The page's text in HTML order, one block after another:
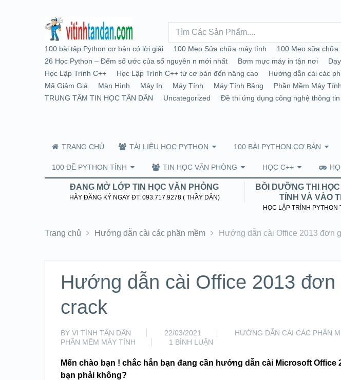
100 bài tập Python cơ bản có lời giải 100 Mẹo Sửa chữa máy tính 100 Mẹo sữa chữa
26 Học Python – Đếm số ước của số nguyên n mới nhất
Bơm mực máy in tận nơi
Học Lập Trình C++
Học Lập Trình C++ từ cơ bản đến nâng cao Hướng dẫn cài các
Mã Giảm Giá
Màn Hình Máy In Máy Tính Máy Tính Bảng Phần Mềm Máy Tính
TRUNG TÂM TIN HỌC TẤN DÂN
Uncategorized Đề thi ứng dụng công nghệ thông
TRANG CHỦ TÀI LIỆU HỌC PYTHON 100 BÀI PYTHON CƠ BẢN
100 ĐỀ PYTHON TỈNH TIN HỌC VĂN PHÒNG HỌC C++
ĐANG MỞ LỚP TIN HỌC VĂN PHÒNG
HÃY ĐĂNG KÝ NGAY ĐT: 093.717.9278 ( THẦY DÂN)
BỒI DƯỠNG THI
TỈNH VÀ VÀO
HỌC LẬP TRÌNH
Trang chủ Hướng dẫn cài các phần mềm Hướng dẫn cài Office 2013 đơn
Hướng dẫn cài Office 2013 đơn
crack
BY VI TÍNH TẤN DÂN 22/03/2021 HƯỚNG DẪN CÀI CÁC PHẦN
PHẦN MỀM MÁY TÍNH
1 BÌNH LUẬN
Mến chào bạn ! chắc hẳn bạn đang cần hướng dẫn cài Microsoft Office
bạn phải không?